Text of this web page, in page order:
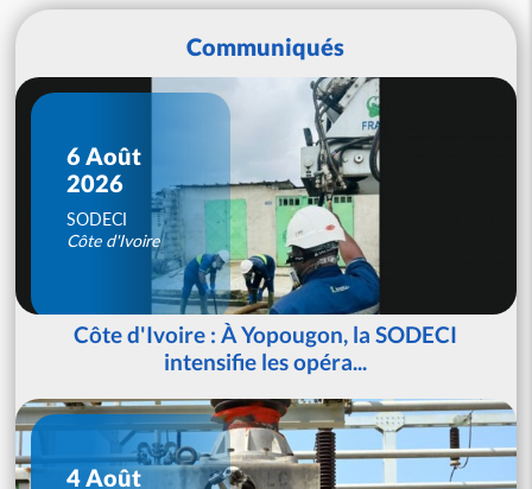
Communiqués
6 Août
2026
SODECI
Côte d'Ivoire
Côte d'Ivoire : À Yopougon, la SODECI
intensifie les opéra...
4 Août